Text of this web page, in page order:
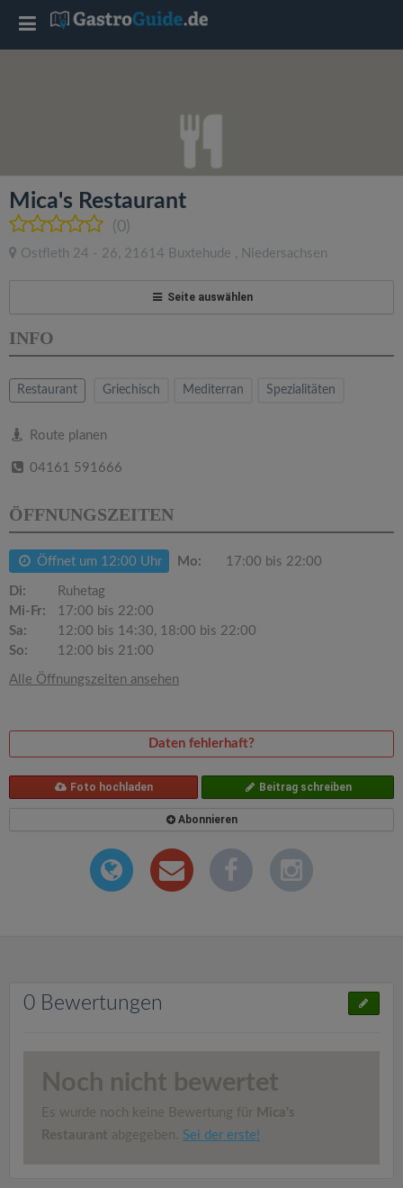
Mica's Restaurant
(0)
Ostfleth 24 - 26, 21614 Buxtehude , Niedersachsen
Seite auswählen
INFO
Restaurant Griechisch Mediterran Spezialitäten
Route planen
04161 591666
ÖFFNUNGSZEITEN
Öffnet um 12:00 Uhr Mo: 17:00 bis 22:00
Di:
Ruhetag
Mi-Fr:
17:00 bis 22:00
Sa:
12:00 bis 14:30, 18:00 bis 22:00
So:
12:00 bis 21:00
Alle Öffnungszeiten ansehen
Daten fehlerhaft?
Foto hochladen Beitrag schreiben
Abonnieren
0 Bewertungen
Noch nicht bewertet
Es wurde noch keine Bewertung für Mica's
Restaurant abgegeben. Sei der erste!
T
l
e
a
v
a